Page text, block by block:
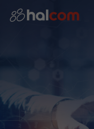
Usluge
Otvorene pozicije
O NAMA
Ko smo
Društvena odgovornost